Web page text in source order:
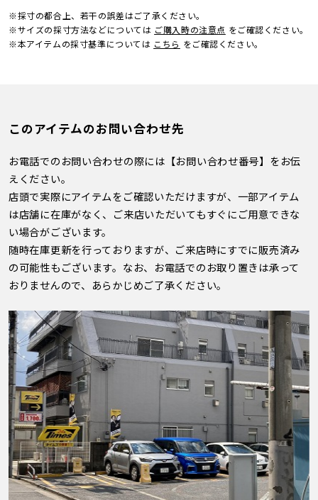
※採寸の都合上、若干の誤差はご了承ください。
※サイズの採寸方法などについては ご購入時の注意点 をご確認ください。
※本アイテムの採寸基準については こちら をご確認ください。
このアイテムのお問い合わせ先
お電話でのお問い合わせの際には【お問い合わせ番号】をお伝
えください。
店頭で実際にアイテムをご確認いただけますが、一部アイテム
は店舗に在庫がなく、ご来店いただいてもすぐにご用意できな
い場合がございます。
随時在庫更新を行っておりますが、ご来店時にすでに販売済み
の可能性もございます。なお、お電話でのお取り置きは承って
おりませんので、あらかじめご了承ください。